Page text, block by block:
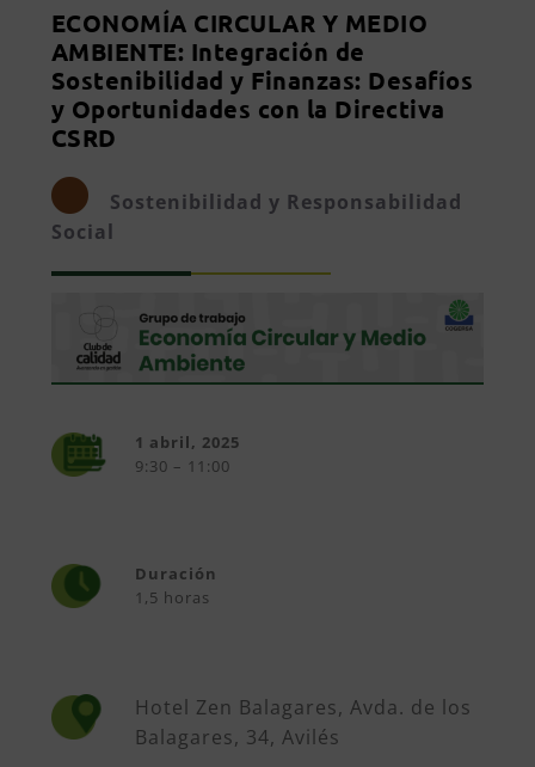
ECONOMÍA CIRCULAR Y MEDIO
AMBIENTE: Integración de
Sostenibilidad y Finanzas: Desafíos
y Oportunidades con la Directiva
CSRD
Sostenibilidad y Responsabilidad
Social
1 abril, 2025
9:30 – 11:00
Duración
1,5 horas
Hotel Zen Balagares, Avda. de los
Balagares, 34, Avilés